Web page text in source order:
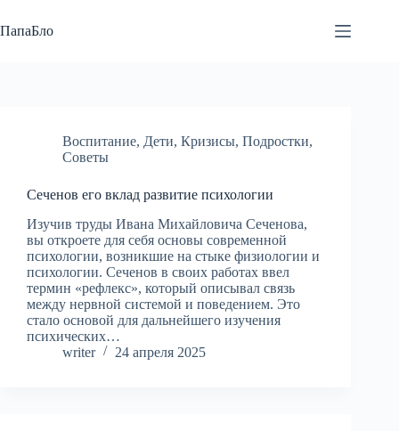
к
сути
ПапаБло
Воспитание, Дети, Кризисы, Подростки,
Советы
Сеченов его вклад развитие психологии
Изучив труды Ивана Михайловича Сеченова,
вы откроете для себя основы современной
психологии, возникшие на стыке физиологии и
психологии. Сеченов в своих работах ввел
термин «рефлекс», который описывал связь
между нервной системой и поведением. Это
стало основой для дальнейшего изучения
психических…
writer
24 апреля 2025